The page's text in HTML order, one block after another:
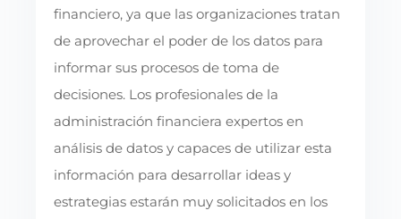
financiero, ya que las organizaciones tratan
de aprovechar el poder de los datos para
informar sus procesos de toma de
decisiones. Los profesionales de la
administración financiera expertos en
análisis de datos y capaces de utilizar esta
información para desarrollar ideas y
estrategias estarán muy solicitados en los